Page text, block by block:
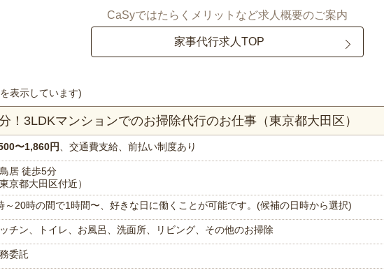
CaSyではたらくメリットなど求人概要のご案内
家事代行求人TOP
表示しています)
！3LDKマンションでのお掃除代行のお仕事（東京都大田区）
〜1,860円 、交通費支給、前払い制度あり
居 徒歩5分
東京都大田区付近）
～20時の間で1時間〜、好きな日に働くことが可能です。(候補の日時から選択)
チン、トイレ、お風呂、洗面所、リビング、その他のお掃除
委託